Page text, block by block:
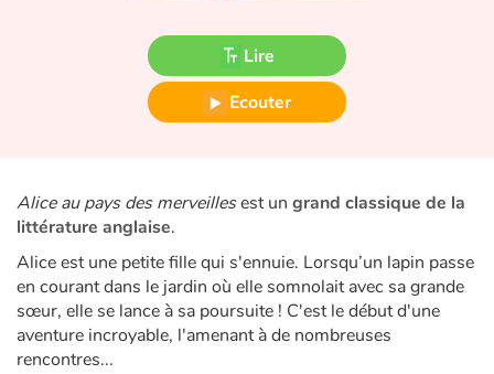
Fable, mythe, littérature et poésie
Princesses et princes, rois, reines et dragons
Héroïnes et héros
Écologie, nature, saisons
Les animaux
Voyage, épopée, enquête, aventure
Lire
Ecouter
Alice au pays des merveillesest un grand classique de la
littérature anglaise.
Alice est une petite fille qui s'ennuie. Lorsqu’un lapin passe
en courant dans le jardin où elle somnolait avec sa grande
sœur, elle se lance à sa poursuite ! C'est le début d'une
aventure incroyable, l'amenant à de nombreuses
rencontres...